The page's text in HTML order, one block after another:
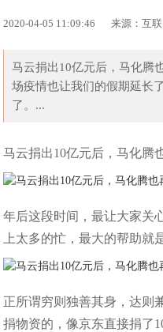
2020-04-05 11:09:46 来源：互联
马云捐出10亿元后，马化腾
场疫情也让我们的假期延长
了。...
马云捐出10亿元后，马化腾
年后这段时间，最让大家关
上太多的忙，最大的帮助
正所谓穷则独善其身，达则
捐物资的，像京东直接捐了